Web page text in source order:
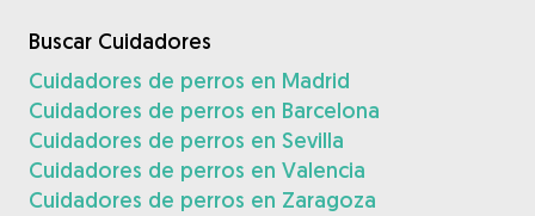
Buscar Cuidadores
Cuidadores de perros en Madrid
Cuidadores de perros en Barcelona
Cuidadores de perros en Sevilla
Cuidadores de perros en Valencia
Cuidadores de perros en Zaragoza